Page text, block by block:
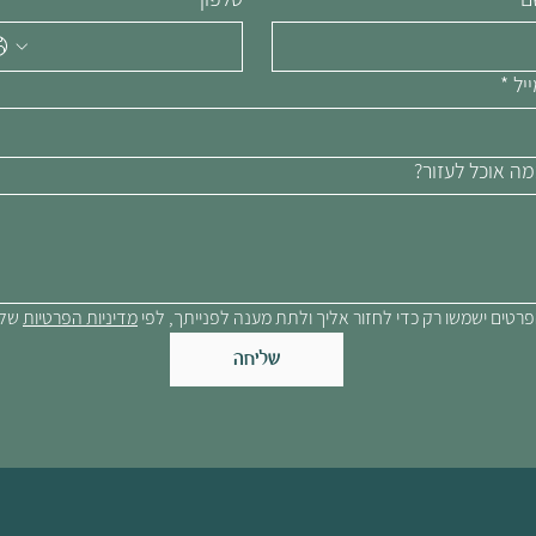
*
אוכל לעזור?
ישמשו רק כדי לחזור אליך ולתת מענה לפנייתך, לפי מדיניות הפרטיות
שליחה